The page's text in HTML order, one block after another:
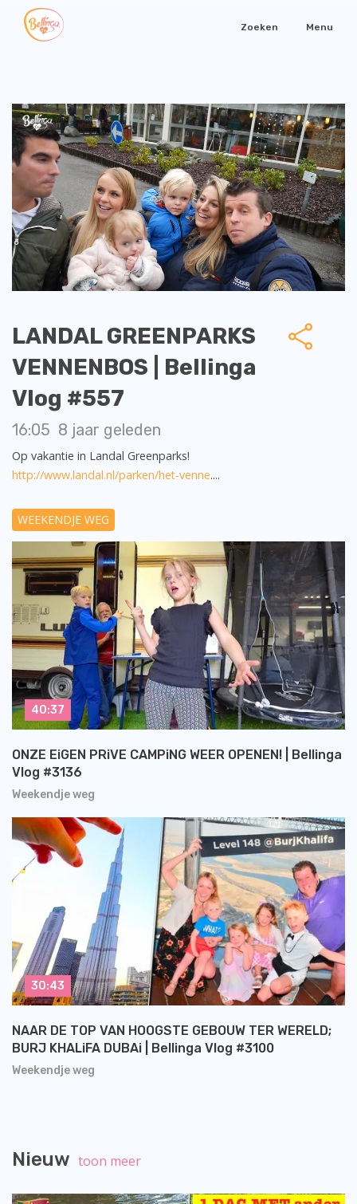
Zoeken Menu
LANDAL GREENPARKS
VENNENBOS | Bellinga
Vlog #557
16:05 8 jaar geleden
Op vakantie in Landal Greenparks!
http://www.landal.nl/parken/het-venne....
WEEKENDJE WEG
Weekendje weg
ONZE EiGEN PRiVE CAMPiNG WEER OPENEN! | Bellinga
Vlog #3136
40:37
Weekendje weg
NAAR DE TOP VAN HOOGSTE GEBOUW TER WERELD;
BURJ KHALiFA DUBAi | Bellinga Vlog #3100
30:43
Nieuw toon meer